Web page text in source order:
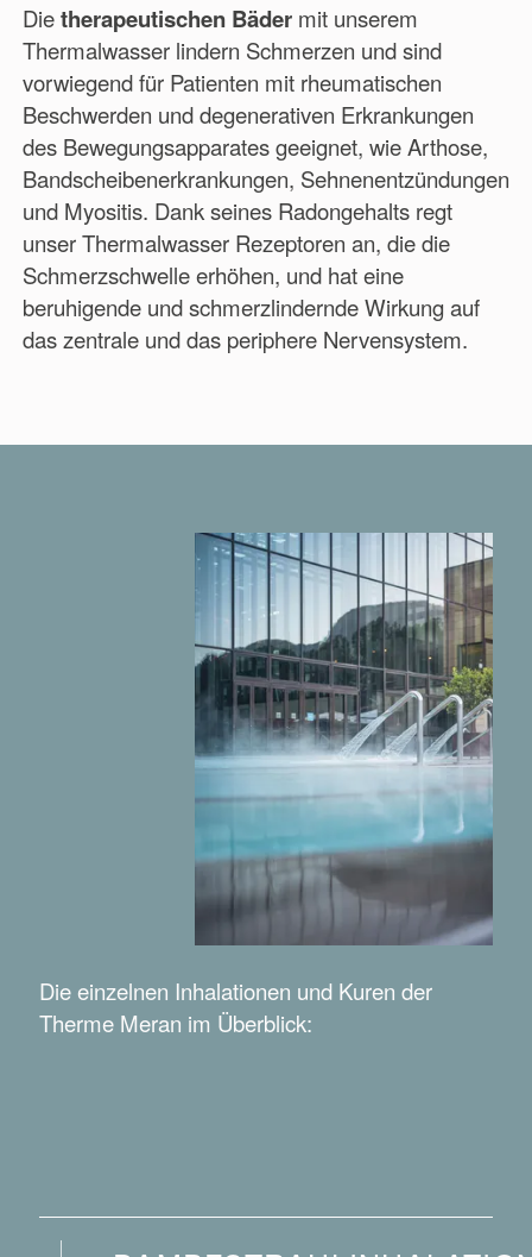
Dietherapeutischen Bädermit unserem
Thermalwasser lindern Schmerzen und sind
vorwiegend für Patienten mit rheumatischen
Beschwerden und degenerativen Erkrankungen
des Bewegungsapparates geeignet, wie Arthose,
Bandscheibenerkrankungen, Sehnenentzündungen
und Myositis. Dank seines Radongehalts regt
unser Thermalwasser Rezeptoren an, die die
Schmerzschwelle erhöhen, und hat eine
beruhigende und schmerzlindernde Wirkung auf
das zentrale und das periphere Nervensystem.
Die einzelnen Inhalationen und Kuren der
Therme Meran im Überblick: